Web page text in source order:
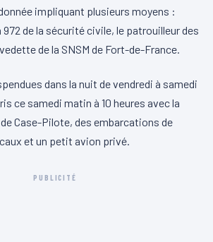
impliquant plusieurs moyens :
972 de la sécurité civile, le patrouilleur des
de la SNSM de Fort-de-France.
dans la nuit de vendredi à samedi
ce samedi matin à 10 heures avec la
Case-Pilote, des embarcations de
et un petit avion privé.
PUBLICITÉ